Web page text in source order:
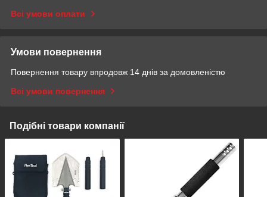
Всі умови оплати
Умови повернення
Повернення товару впродовж 14 днів за домовленістю
Всі умови повернення
Подібні товари компанії